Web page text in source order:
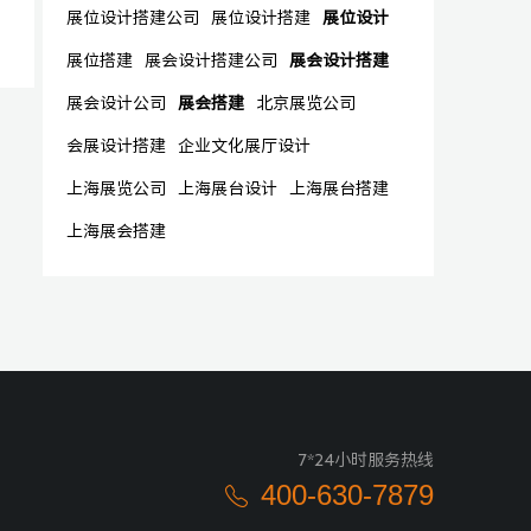
展位设计搭建公司 展位设计搭建 展位设计
展位搭建 展会设计搭建公司 展会设计搭建
展会设计公司 展会搭建 北京展览公司
会展设计搭建 企业文化展厅设计
上海展览公司 上海展台设计 上海展台搭建
上海展会搭建
7*24小时服务热线
400-630-7879